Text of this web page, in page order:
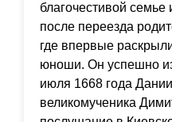
благочестивой
после переезда
где впервые
юноши. Он успешно
июля 1668 года
великомученика